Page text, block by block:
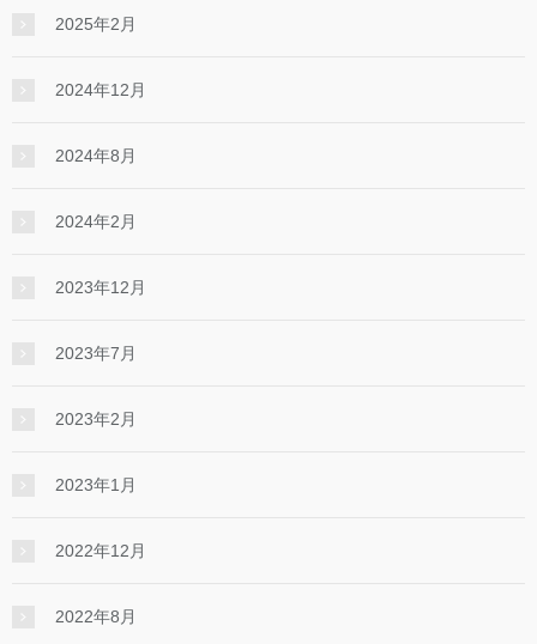
2025年2月
2024年12月
2024年8月
2024年2月
2023年12月
2023年7月
2023年2月
2023年1月
2022年12月
2022年8月